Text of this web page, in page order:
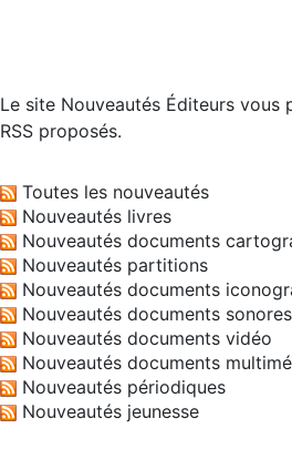
Le site Nouveautés Éditeurs vous
RSS proposés.
Toutes les nouveautés
Nouveautés livres
Nouveautés documents
Nouveautés partitions
Nouveautés documents
Nouveautés documents sonores
Nouveautés documents vidéo
Nouveautés documents
Nouveautés périodiques
Nouveautés jeunesse